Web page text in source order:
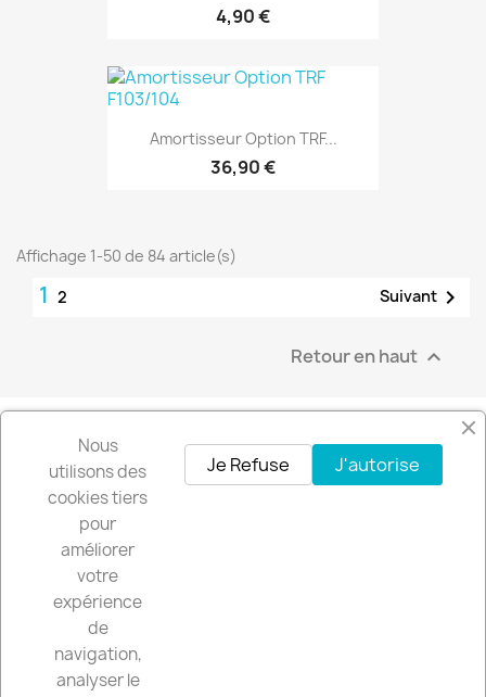
4,90 €
Amortisseur Option TRF...
36,90 €
Affichage 1-50 de 84 article(s)
1 2 Suivant 
Retour en haut 
FacebookInstagram
Recevez nos offres spéciales
Vous pouvez vous désinscrire à tout moment. Vous trouverez pour cela
nos informations de contact dans les conditions d'utilisation du site.
Nous
utilisons des
cookies tiers
pour
améliorer
votre
expérience
de
navigation,
analyser le
J'autorise
Je Refuse